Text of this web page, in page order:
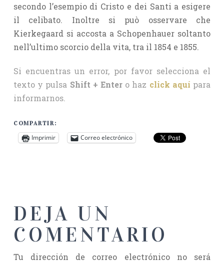
secondo l’esempio di Cristo e dei Santi a esigere
il celibato. Inoltre si può osservare che
Kierkegaard si accosta a Schopenhauer soltanto
nell’ultimo scorcio della vita, tra il 1854 e 1855.
Si encuentras un error, por favor selecciona el
texto y pulsa Shift + Enter o haz click aquí para
informarnos.
COMPARTIR:
Imprimir Correo electrónico
DEJA UN
COMENTARIO
Tu dirección de correo electrónico no será